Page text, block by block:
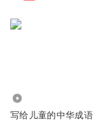
写给儿童的中华成语